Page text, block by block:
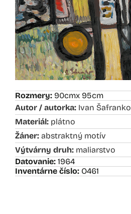
Rozmery: 90cmx 95cm
Autor / autorka: Ivan Šafranko
Materiál: plátno
Žáner: abstraktný motív
Výtvárny druh: maliarstvo
Datovanie: 1964
Inventárne číslo: O461